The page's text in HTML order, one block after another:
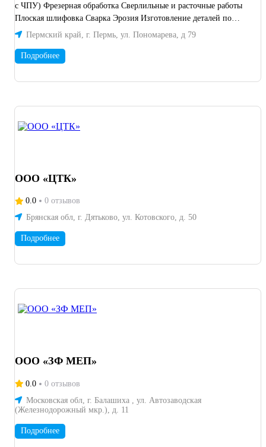
с ЧПУ) Фрезерная обработка Сверлильные и расточные работы
Плоская шлифовка Сварка Эрозия Изготовление деталей по
вашим чертежам и эскизам Точность обработки до ±0,02 мм
Выполняем заказы любой сложности — от единичных деталей
Мы рассчитываем стоимость и сроки. Согласовываем все детали.
индивидуально, в зависимости от сложности и объёма.
Пермский край, г. Пермь, ул. Пономарева, д 79
Подробнее
ООО «ЦТК»
0.0
0 отзывов
Брянская обл, г. Дятьково, ул. Котовского, д. 50
Подробнее
ООО «ЗФ МЕП»
0.0
0 отзывов
Московская обл, г. Балашиха , ул. Автозаводская
(Железнодорожный мкр.), д. 11
Подробнее